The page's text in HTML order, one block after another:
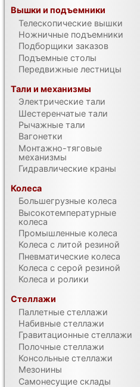
Вышки и подъемники
Телескопические вышки
Ножничные подъемники
Подборщики заказов
Подъемные столы
Передвижные лестницы
Тали и механизмы
Электрические тали
Шестеренчатые тали
Рычажные тали
Вагонетки
Монтажно-тяговые
механизмы
Гидравлические краны
Колеса
Большегрузные колеса
Высокотемпературные
колеса
Промышленные колеса
Колеса с литой резиной
Пневматические колеса
Колеса с серой резиной
Колеса и ролики
Стеллажи
Паллетные стеллажи
Набивные стеллажи
Гравитационные стеллажи
Полочные стеллажи
Консольные стеллажи
Мезонины
Самонесущие склады